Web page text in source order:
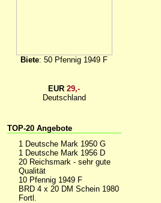
Biete: 50 Pfennig 1949 F
EUR 29,-
Deutschland
TOP-20 Angebote
1 Deutsche Mark 1950 G
1 Deutsche Mark 1956 D
20 Reichsmark - sehr gute
Qualität
10 Pfennig 1949 F
BRD 4 x 20 DM Schein 1980
Fortl.